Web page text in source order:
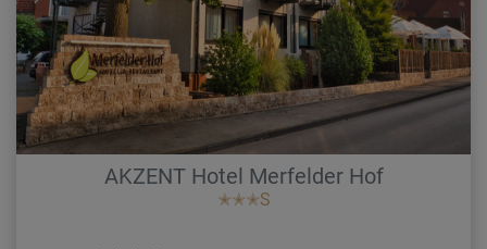
AKZENT Hotel Merfelder Hof
✭✭✭S